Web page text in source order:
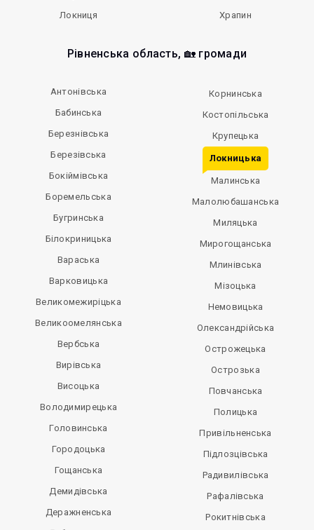
Локниця
Храпин
Рівненська область, 🏡 громади
Антонівська
Бабинська
Березнівська
Березівська
Бокіймівська
Боремельська
Бугринська
Білокриницька
Вараська
Варковицька
Великомежиріцька
Великоомелянська
Вербська
Вирівська
Висоцька
Володимирецька
Головинська
Городоцька
Гощанська
Демидівська
Деражненська
Корнинська
Костопільська
Крупецька
Локницька
Малинська
Малолюбашанська
Миляцька
Мирогощанська
Млинівська
Мізоцька
Немовицька
Олександрійська
Острожецька
Острозька
Повчанська
Полицька
Привільненська
Підлозцівська
Радивилівська
Рафалівська
Рокитнівська